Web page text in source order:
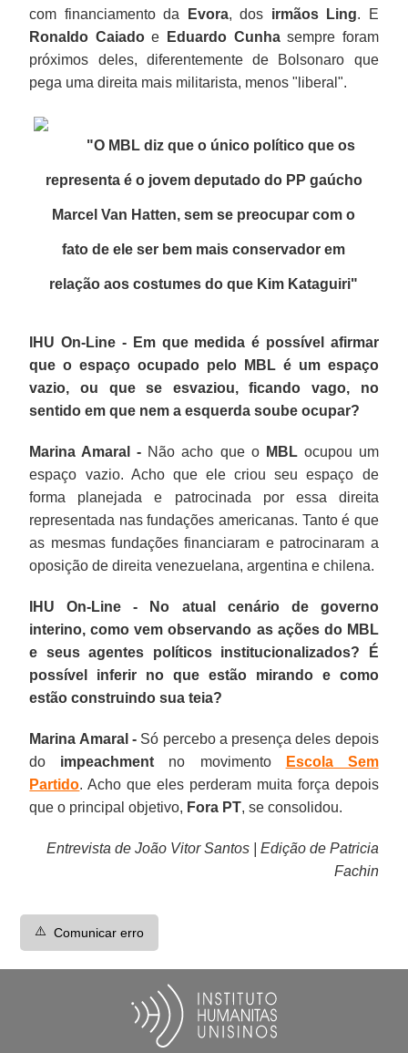
com financiamento da
Evora, dos irmãos Ling. E
Ronaldo Caiadoe Eduardo Cunhasempre foram
próximos deles, diferentemente de Bolsonaro que
pega uma direita mais militarista, menos "liberal".
"O MBL diz que o único político que os
representa é o jovem deputado do PP gaúcho
Marcel Van Hatten, sem se preocupar com o
fato de ele ser bem mais conservador em
relação aos costumes do que Kim Kataguiri"
IHU On-Line - Em que medida é possível afirmar
que o espaço ocupado pelo MBL é um espaço
vazio, ou que se esvaziou, ficando vago, no
sentido em que nem a esquerda soube ocupar?
Marina Amaral - Não acho que o MBLocupou um
espaço vazio. Acho que ele criou seu espaço de
forma planejada e patrocinada por essa direita
representada nas fundações americanas. Tanto é que
as mesmas fundações financiaram e patrocinaram a
oposição de direita venezuelana, argentina e chilena.
IHU On-Line - No atual cenário de governo
interino, como vem observando as ações do MBL
e seus agentes políticos institucionalizados? É
possível inferir no que estão mirando e como
estão construindo sua teia?
Marina Amaral -Só percebo a presença deles depois
do impeachment no movimento
Escola Sem
Partido. Acho que eles perderam muita força depois
que o principal objetivo, Fora PT, se consolidou.
Entrevista de João Vitor Santos | Edição de Patricia
Fachin
⚠️ Comunicar erro